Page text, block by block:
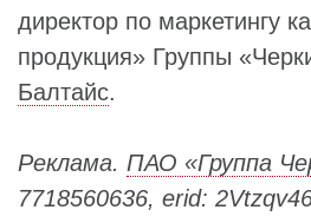
директор по маркетингу
продукция» Группы
Балтайс.
Реклама. ПАО «Группа
7718560636, erid: